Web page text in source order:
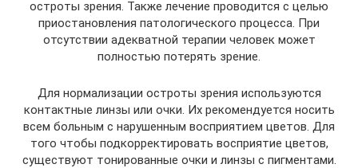
остроты зрения. Также лечение проводится с целью
приостановления патологического процесса. При
отсутствии адекватной терапии человек может
полностью потерять зрение.
Для нормализации остроты зрения используются
контактные линзы или очки. Их рекомендуется носить
всем больным с нарушенным восприятием цветов. Для
того чтобы подкорректировать восприятие цветов,
существуют тонированные очки и линзы с пигментами.